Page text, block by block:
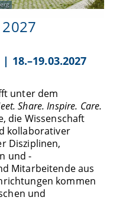
18.–19.03.2027
unter dem
Share. Inspire. Care.
die Wissenschaft
kollaborativer
Disziplinen,
und -
Mitarbeitende aus
kommen
und